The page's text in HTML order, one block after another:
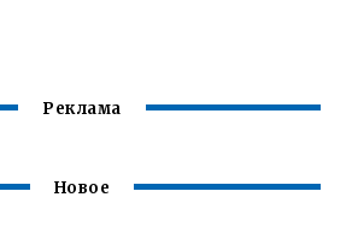
Реклама
Новое